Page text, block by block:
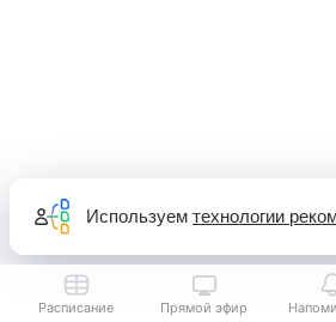
Расписание Прямой эфир
Используем технологии